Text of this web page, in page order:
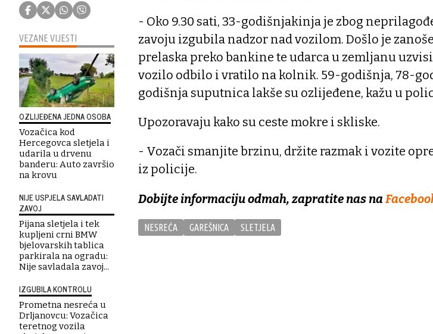
VEZANE VIJESTI
OZLIJEĐENA JEDNA OSOBA
Vozačica kod
Hercegovca sletjela i
udarila u drvenu
banderu: Auto završio
na krovu
NIJE USPJELA SAVLADATI
ZAVOJ
Pijana sletjela i tek
kupljeni crni BMW
bjelovarskih tablica
parkirala na ogradu:
Nije savladala zavoj...
IZGUBILA KONTROLU
Prometna nesreća u
Drljanovcu: Vozačica
teretnog vozila
- Oko 9.30 sati, 33-godišnjakinja je zbog
zavoju izgubila nadzor nad vozilom. Došlo je
prelaska preko bankine te udarca u zemljanu
vozilo odbilo i vratilo na kolnik. 59-godišnja, 78-
godišnja suputnica lakše su ozlijeđene, kažu u
Upozoravaju kako su ceste mokre i skliske.
- Vozači smanjite brzinu, držite razmak i vozite
iz policije.
Dobijte informaciju odmah, zapratite nas na
NESREĆA GAREŠNICA SLETJELA